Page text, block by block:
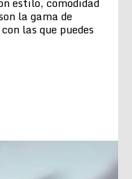
la gama de
las que puedes